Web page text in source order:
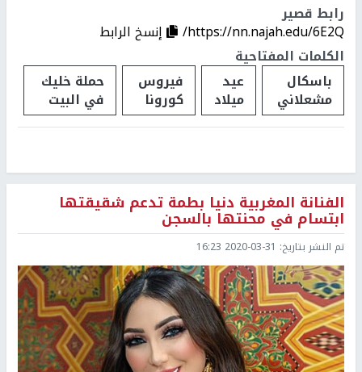
رابط قصير
https://nn.najah.edu/6E2Q/
إنسخ الرابط
الكلمات المفتاحية
باسكال
مشعلاني
عيد
ميلاد
فيروس
كورونا
حملة خليك
في البيت
الفنانة المغربية دنيا بطمة تدعم شقيقتها
ابتسام في محنتها بالسجن
تم النشر بتاريخ: 2020-03-31 16:23